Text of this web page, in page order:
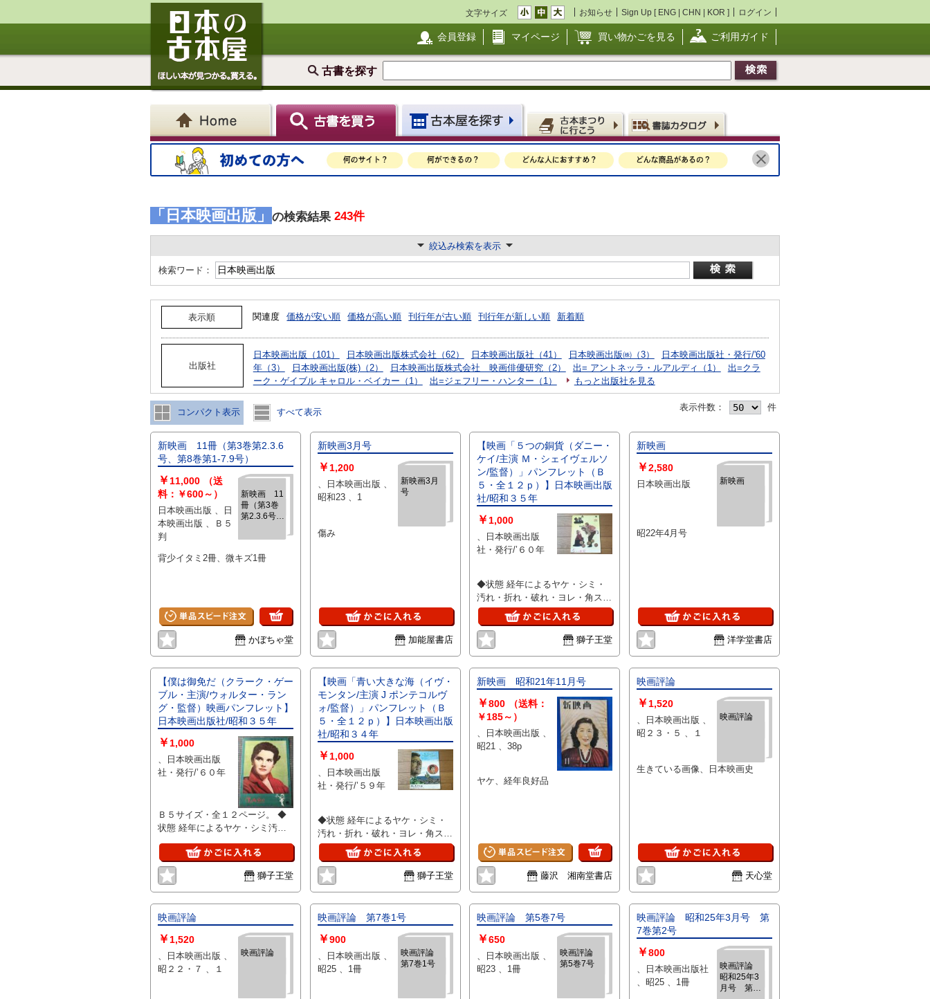
文字サイズ お知らせ Sign Up [ ENG | CHN | KOR ] ログイン
会員登録 マイページ 買い物かごを見る ご利用ガイド
古書を探す
「日本映画出版」 の検索結果 243件
絞込み検索を表示
検索ワード：
表示順 関連度 価格が安い順 価格が高い順 刊行年が古い順 刊行年が新しい順 新着順
出版社
日本映画出版（101） 日本映画出版株式会社（62） 日本映画出版社（41） 日本映画出版㈱（3）
日本映画出版社・発行/'60
年（3）
日本映画出版(株)（2） 日本映画出版株式会社 映画俳優研究（2） 出= アントネッラ・ルアルディ（1）
出=クラ
ーク・ゲイブル キャロル・ベイカー（1）
出=ジェフリー・ハンター（1） もっと出版社を見る
コンパクト表示 すべて表示 表示件数： 件
新映画 11冊（第3巻第2.3.6
号、第8巻第1-7.9号）
新映画 11
冊（第3巻
第2.3.6号、
7.9号）
￥ 11,000
（送
料：￥600～）
日本映画出版 、日
本映画出版 、Ｂ５
判
背少イタミ2冊、微キズ1冊
かぼちゃ堂
新映画3月号
新映画3月
号
￥ 1,200
、日本映画出版 、
昭和23 、1
傷み
加能屋書店
【映画「５つの銅貨（ダニー・
ケイ/主演 Ｍ・シェイヴェルソ
ン/監督）」パンフレット（Ｂ
５・全１２ｐ）】日本映画出版
社/昭和３５年
￥ 1,000
、日本映画出版
社・発行/’６０年
◆状態 経年によるヤケ・シミ・
汚れ・折れ・破れ・ヨレ・角スレ
折れ等一部あり。
獅子王堂
新映画
新映画
￥2,580
日本映画出版
昭22年4月号
洋学堂書店
【僕は御免だ（クラーク・ゲー
ブル・主演/ウォルター・ラン
グ・監督）映画パンフレット】
日本映画出版社/昭和３５年
￥ 1,000
、日本映画出版
社・発行/’６０年
Ｂ５サイズ・全１２ページ。 ◆
状態 経年によるヤケ・シミ汚
獅子王堂
【映画「青い大きな海（イヴ・
モンタン/主演 J ポンテコルヴ
ォ/監督）」パンフレット（Ｂ
５・全１２ｐ）】日本映画出版
社/昭和３４年
￥ 1,000
、日本映画出版
社・発行/’５９年
◆状態 経年によるヤケ・シミ・
汚れ・折れ・破れ・ヨレ・角スレ
折れ等一部あり。 二つ折りあと
有り。
獅子王堂
新映画 昭和21年11月号
￥800
（送料：
￥185～）
、日本映画出版 、
昭21 、38p
ヤケ、経年良好品
藤沢 湘南堂書店
映画評論
映画評論
￥ 1,520
、日本映画出版 、
昭２３・５ 、１
生きている画像、日本映画史
天心堂
映画評論
映画評論
￥ 1,520
、日本映画出版 、
昭２２・７ 、１
映画評論 第7巻1号
映画評論
第7巻1号
￥900
、日本映画出版 、
昭25 、1冊
映画評論 第5巻7号
映画評論
第5巻7号
￥650
、日本映画出版 、
昭23 、1冊
映画評論 昭和25年3月号 第
7巻第2号
映画評論
昭和25年3
月号 第7
￥800
、日本映画出版社
、昭25 、1冊